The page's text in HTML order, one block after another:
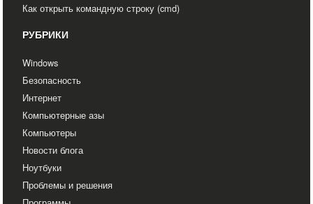
Как открыть командную строку (cmd)
РУБРИКИ
Windows
Безопасность
Интернет
Компьютерные азы
Компьютеры
Новости блога
Ноутбуки
Проблемы и решения